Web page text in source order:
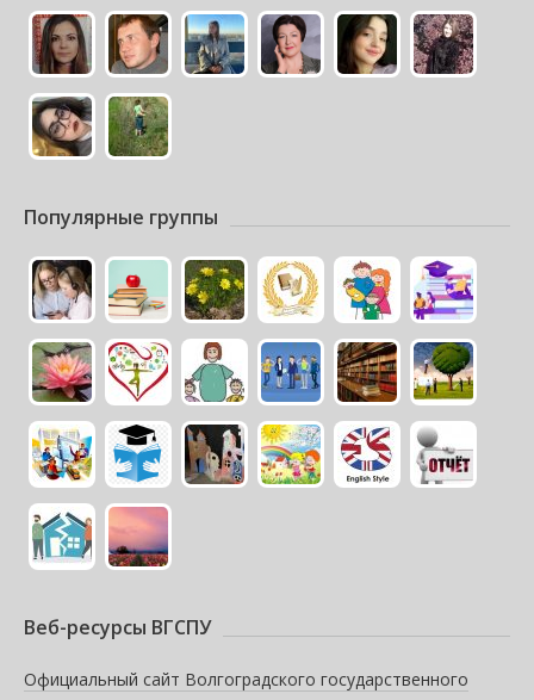
Популярные группы
Веб-ресурсы ВГСПУ
Официальный сайт Волгоградского государственного